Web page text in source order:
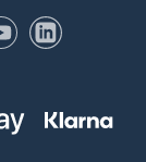
YouTubeLinkedIn